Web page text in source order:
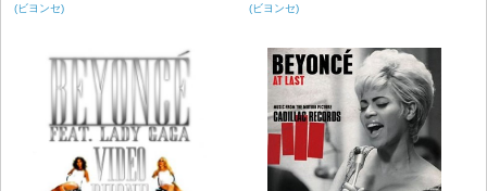
(ビヨンセ) (ビヨンセ)